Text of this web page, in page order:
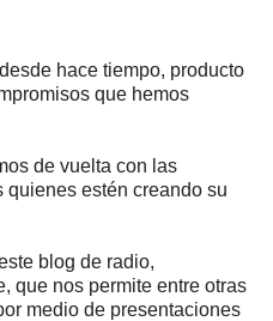
hace tiempo, producto
que hemos
de vuelta con las
quienes estén creando su
blog de radio,
que nos permite entre otras
medio de presentaciones